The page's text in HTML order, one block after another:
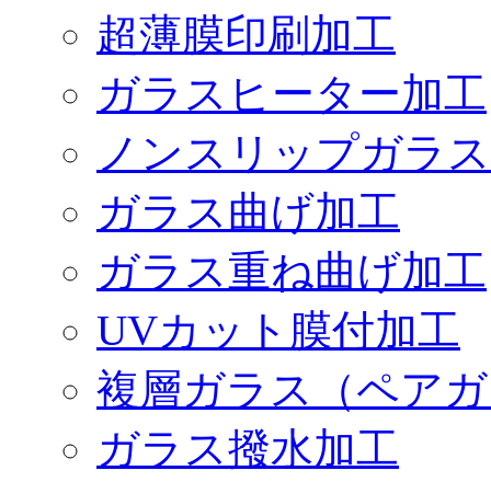
超薄膜印刷加工
ガラスヒーター加工
ノンスリップガラ
ガラス曲げ加工
ガラス重ね曲げ加工
UVカット膜付加工
複層ガラス（ペア
ガラス撥水加工